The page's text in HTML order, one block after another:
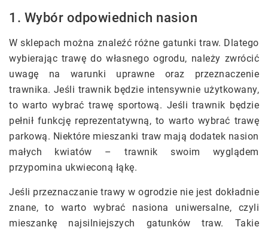
1. Wybór odpowiednich nasion
W sklepach można znaleźć różne gatunki traw. Dlatego
wybierając trawę do własnego ogrodu, należy zwrócić
uwagę na warunki uprawne oraz przeznaczenie
trawnika. Jeśli trawnik będzie intensywnie użytkowany,
to warto wybrać trawę sportową. Jeśli trawnik będzie
pełnił funkcję reprezentatywną, to warto wybrać trawę
parkową. Niektóre mieszanki traw mają dodatek nasion
małych kwiatów – trawnik swoim wyglądem
przypomina ukwieconą łąkę.
Jeśli przeznaczanie trawy w ogrodzie nie jest dokładnie
znane, to warto wybrać nasiona uniwersalne, czyli
mieszankę najsilniejszych gatunków traw. Takie